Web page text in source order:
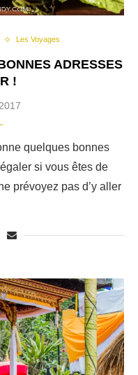
Les Voyages
ADRESSES
!
quelques bonnes
si vous êtes de
prévoyez pas d’y aller